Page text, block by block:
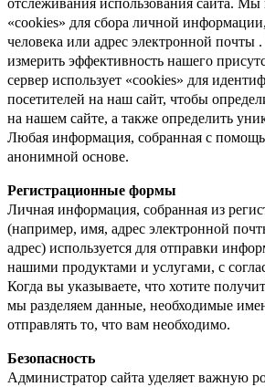
отслеживания использования сайта. Мы
«cookies» для сбора личной
человека или адрес электронной почты
измерить эффективность нашего
сервер использует «cookies» для
посетителей на наш сайт, чтобы
на нашем сайте, а также определить
Любая информация, собранная с
анонимной основе.
Регистрационные формы
Личная информация, собранная из
(например, имя, адрес электронной
адрес) используется для отправки
нашими продуктами и услугами, с
Когда вы указываете, что хотите
мы разделяем данные, необходимые
отправлять то, что вам необходимо.
Безопасность
Администратор сайта уделяет важную